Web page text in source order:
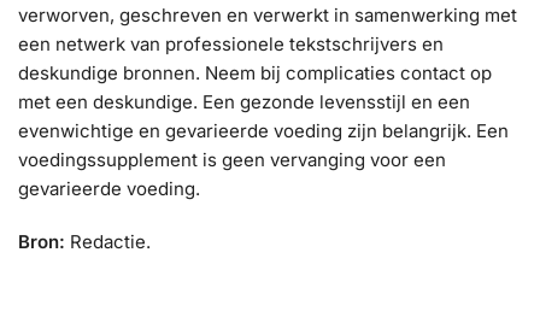
verworven, geschreven en verwerkt in samenwerking met
een netwerk van professionele tekstschrijvers en
deskundige bronnen. Neem bij complicaties contact op
met een deskundige. Een gezonde levensstijl en een
evenwichtige en gevarieerde voeding zijn belangrijk. Een
voedingssupplement is geen vervanging voor een
gevarieerde voeding.
Bron: Redactie.